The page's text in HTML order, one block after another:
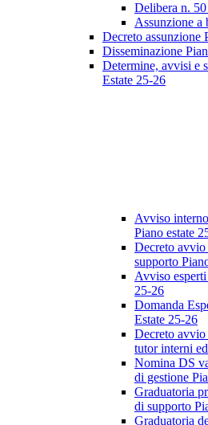
Delibera n.
Assunzione a
Decreto assunzione
Disseminazione
Determine, avvisi e
Estate 25-26
Avviso
Piano estate
Decreto avvio
supporto
Avviso
25-26
Domanda
Estate 25-26
Decreto avvio
tutor interni
Nomina DS
di gestione
Graduatoria
di supporto
Graduatoria